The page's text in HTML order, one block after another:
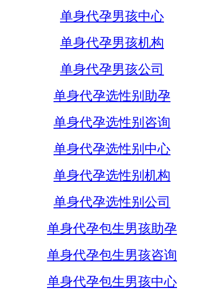
单身代孕男孩中心
单身代孕男孩机构
单身代孕男孩公司
单身代孕选性别助孕
单身代孕选性别咨询
单身代孕选性别中心
单身代孕选性别机构
单身代孕选性别公司
单身代孕包生男孩助孕
单身代孕包生男孩咨询
单身代孕包生男孩中心